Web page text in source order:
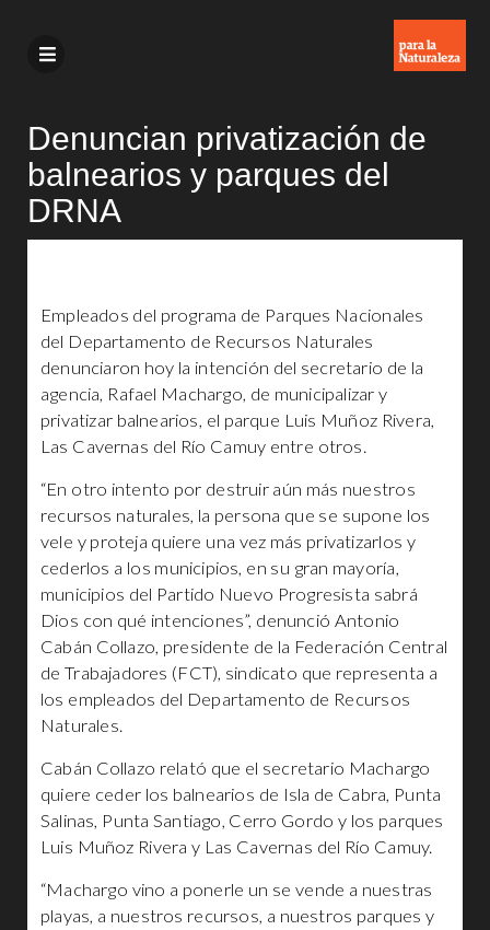
Denuncian privatización de
balnearios y parques del
DRNA
Empleados del programa de Parques Nacionales
del Departamento de Recursos Naturales
denunciaron hoy la intención del secretario de la
agencia, Rafael Machargo, de municipalizar y
privatizar balnearios, el parque Luis Muñoz Rivera,
Las Cavernas del Río Camuy entre otros.
“En otro intento por destruir aún más nuestros
recursos naturales, la persona que se supone los
vele y proteja quiere una vez más privatizarlos y
cederlos a los municipios, en su gran mayoría,
municipios del Partido Nuevo Progresista sabrá
Dios con qué intenciones”, denunció Antonio
Cabán Collazo, presidente de la Federación Central
de Trabajadores (FCT), sindicato que representa a
los empleados del Departamento de Recursos
Naturales.
Cabán Collazo relató que el secretario Machargo
quiere ceder los balnearios de Isla de Cabra, Punta
Salinas, Punta Santiago, Cerro Gordo y los parques
Luis Muñoz Rivera y Las Cavernas del Río Camuy.
“Machargo vino a ponerle un se vende a nuestras
playas, a nuestros recursos, a nuestros parques y